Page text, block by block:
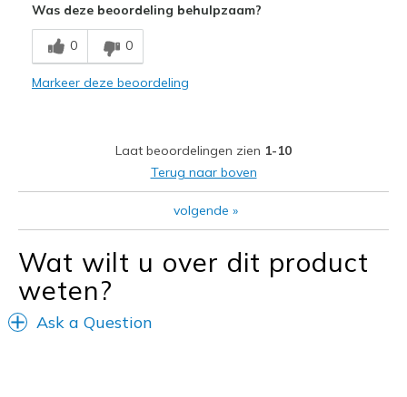
Breathe Well
Comfortable
Travel
Sizing
Feels true to size
View On Shoes
Was deze beoordeling behulpzaam?
0 0
Markeer deze beoordeling
Laat beoordelingen zien 1-10
Terug naar boven
volgende »
Wat wilt u over dit product
weten?
Ask a Question